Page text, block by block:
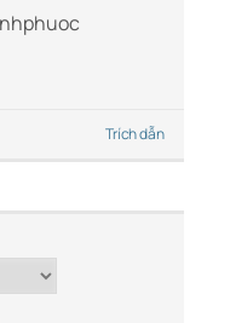
Trích dẫn